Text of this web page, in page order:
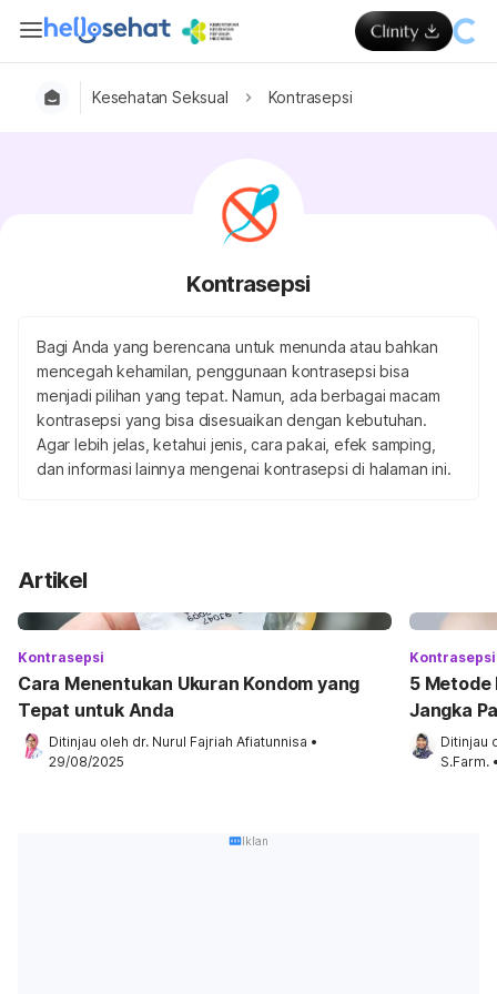
Kesehatan Seksual Kontrasepsi
Kontrasepsi
Bagi Anda yang berencana untuk menunda atau bahkan
mencegah kehamilan, penggunaan kontrasepsi bisa
menjadi pilihan yang tepat. Namun, ada berbagai macam
kontrasepsi yang bisa disesuaikan dengan kebutuhan.
Agar lebih jelas, ketahui jenis, cara pakai, efek samping,
dan informasi lainnya mengenai kontrasepsi di halaman ini.
Artikel
Kontrasepsi
Cara Menentukan Ukuran Kondom yang
Tepat untuk Anda
Ditinjau oleh dr. Nurul Fajriah Afiatunnisa •
29/08/2025
Kontrasepsi
5 Metode
Jangka
Ditinjau
S.Farm.
Iklan